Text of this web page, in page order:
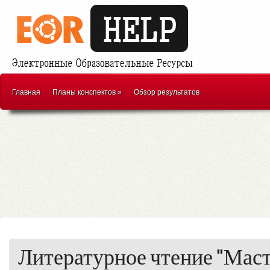
Главная Планы конспектов» Обзор результатов
Литературное чтение